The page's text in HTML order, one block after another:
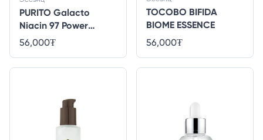
PURITO Galacto
Niacin 97 Power
Essence_GLOBAL
[60ml]
56,000₮
TOCOBO BIFIDA
BIOME ESSENCE
56,000₮